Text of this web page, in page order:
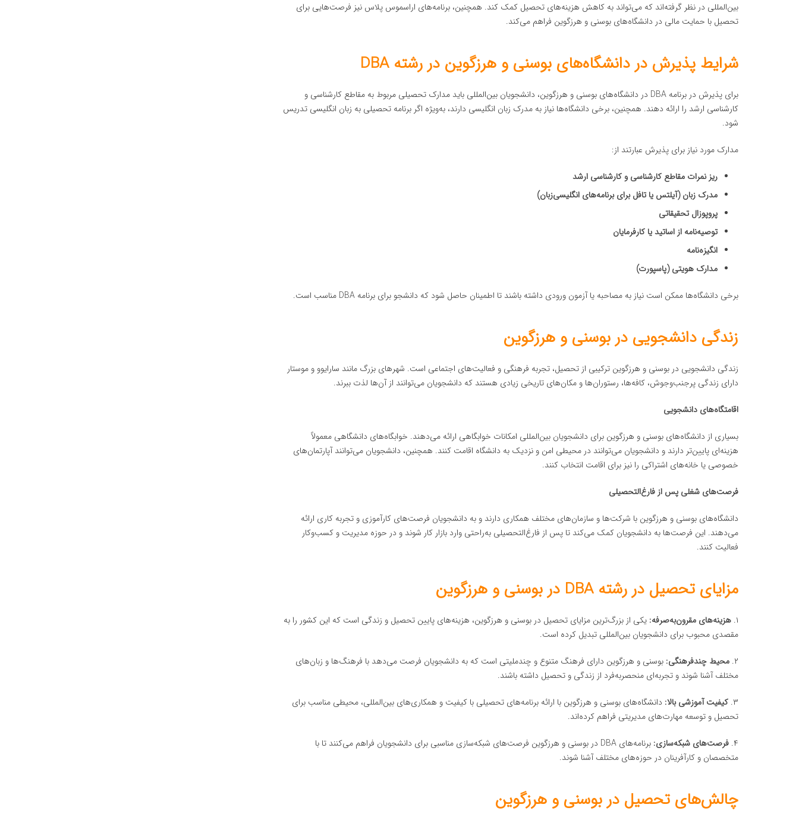
بین‌المللی در نظر گرفته‌اند که می‌تواند به کاهش هزینه‌های تحصیل کمک کند. همچنین، برنامه‌های اراسموس پلاس نیز فرصت‌هایی برای
تحصیل با حمایت مالی در دانشگاه‌های بوسنی و هرزگوین فراهم می‌کند.
شرایط پذیرش در دانشگاه‌های بوسنی و هرزگوین در رشته DBA
برای پذیرش در برنامه DBA در دانشگاه‌های بوسنی و هرزگوین، دانشجویان بین‌المللی باید مدارک تحصیلی مربوط به مقاطع کارشناسی و
کارشناسی ارشد را ارائه دهند. همچنین، برخی دانشگاه‌ها نیاز به مدرک زبان انگلیسی دارند، به‌ویژه اگر برنامه تحصیلی به زبان انگلیسی تدریس
شود.
مدارک مورد نیاز برای پذیرش عبارتند از:
ریز نمرات مقاطع کارشناسی و کارشناسی ارشد
مدرک زبان (آیلتس یا تافل برای برنامه‌های انگلیسی‌زبان)
پروپوزال تحقیقاتی
توصیه‌نامه از اساتید یا کارفرمایان
انگیزه‌نامه
مدارک هویتی (پاسپورت)
برخی دانشگاه‌ها ممکن است نیاز به مصاحبه یا آزمون ورودی داشته باشند تا اطمینان حاصل شود که دانشجو برای برنامه DBA مناسب است.
زندگی دانشجویی در بوسنی و هرزگوین
زندگی دانشجویی در بوسنی و هرزگوین ترکیبی از تحصیل، تجربه فرهنگی و فعالیت‌های اجتماعی است. شهرهای بزرگ مانند سارایوو و موستار
دارای زندگی پرجنب‌وجوش، کافه‌ها، رستوران‌ها و مکان‌های تاریخی زیادی هستند که دانشجویان می‌توانند از آن‌ها لذت ببرند.
اقامتگاه‌های دانشجویی
بسیاری از دانشگاه‌های بوسنی و هرزگوین برای دانشجویان بین‌المللی امکانات خوابگاهی ارائه می‌دهند. خوابگاه‌های دانشگاهی معمولاً
هزینه‌ای پایین‌تر دارند و دانشجویان می‌توانند در محیطی امن و نزدیک به دانشگاه اقامت کنند. همچنین، دانشجویان می‌توانند آپارتمان‌های
خصوصی یا خانه‌های اشتراکی را نیز برای اقامت انتخاب کنند.
فرصت‌های شغلی پس از فارغ‌التحصیلی
دانشگاه‌های بوسنی و هرزگوین با شرکت‌ها و سازمان‌های مختلف همکاری دارند و به دانشجویان فرصت‌های کارآموزی و تجربه کاری ارائه
می‌دهند. این فرصت‌ها به دانشجویان کمک می‌کند تا پس از فارغ‌التحصیلی به‌راحتی وارد بازار کار شوند و در حوزه مدیریت و کسب‌وکار
فعالیت کنند.
مزایای تحصیل در رشته DBA در بوسنی و هرزگوین
۱. هزینه‌های مقرون‌به‌صرفه: یکی از بزرگ‌ترین مزایای تحصیل در بوسنی و هرزگوین، هزینه‌های پایین تحصیل و زندگی است که این کشور را به
مقصدی محبوب برای دانشجویان بین‌المللی تبدیل کرده است.
۲. محیط چندفرهنگی: بوسنی و هرزگوین دارای فرهنگ متنوع و چندملیتی است که به دانشجویان فرصت می‌دهد با فرهنگ‌ها و زبان‌های
مختلف آشنا شوند و تجربه‌ای منحصربه‌فرد از زندگی و تحصیل داشته باشند.
۳. کیفیت آموزشی بالا: دانشگاه‌های بوسنی و هرزگوین با ارائه برنامه‌های تحصیلی با کیفیت و همکاری‌های بین‌المللی، محیطی مناسب برای
تحصیل و توسعه مهارت‌های مدیریتی فراهم کرده‌اند.
۴. فرصت‌های شبکه‌سازی:
برنامه‌های DBA در بوسنی و هرزگوین فرصت‌های شبکه‌سازی مناسبی برای دانشجویان فراهم می‌کنند تا با
متخصصان و کارآفرینان در حوزه‌های مختلف آشنا شوند.
چالش‌های تحصیل در بوسنی و هرزگوین